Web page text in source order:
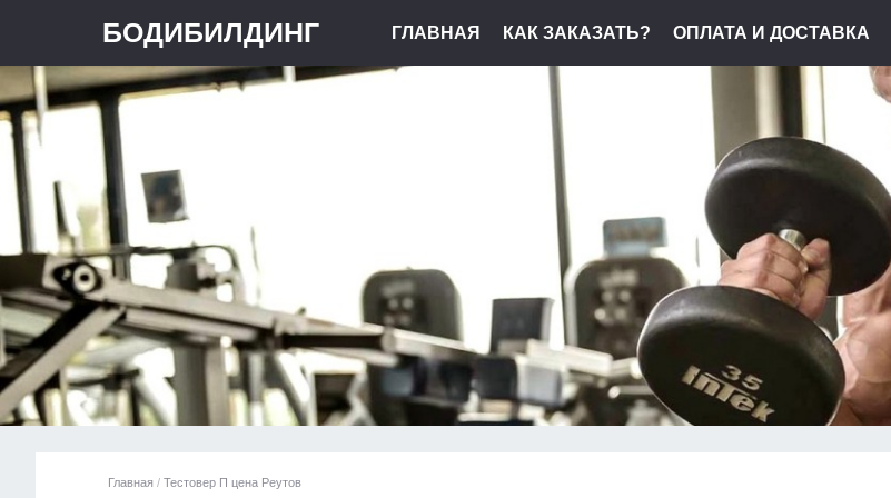
БОДИБИЛДИНГ ГЛАВНАЯ КАК ЗАКАЗАТЬ? ОПЛАТА И ДОСТАВКА
Главная / Тестовер П цена Реутов